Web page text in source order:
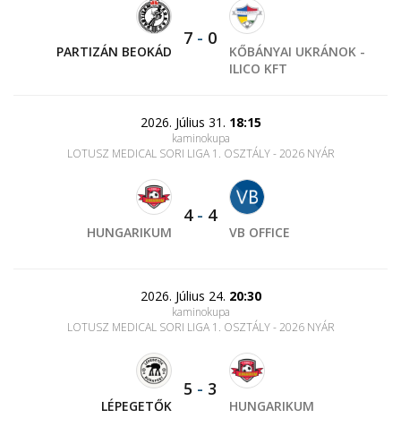
PARTIZÁN BEOKÁD
7 - 0
KŐBÁNYAI UKRÁNOK -
ILICO KFT
2026. Július 31. 18:15
kaminokupa
LOTUSZ MEDICAL SORI LIGA 1. OSZTÁLY - 2026 NYÁR
HUNGARIKUM
4- 4
VB OFFICE
2026. Július 24. 20:30
kaminokupa
LOTUSZ MEDICAL SORI LIGA 1. OSZTÁLY - 2026 NYÁR
LÉPEGETŐK
5 - 3
HUNGARIKUM